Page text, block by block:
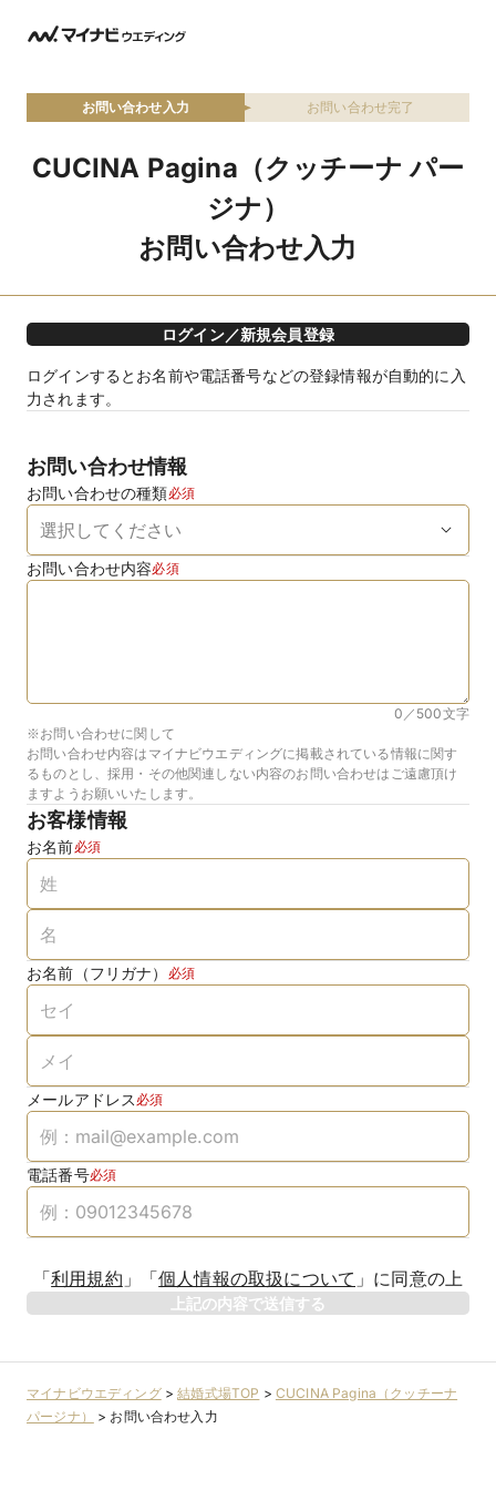
お問い合わせ入力 お問い合わせ完了
CUCINA Pagina（クッチーナ パー
ジナ）
お問い合わせ入力
ログイン／新規会員登録
ログインするとお名前や電話番号などの登録情報が自動的に入
力されます。
お問い合わせ情報
お問い合わせの種類必須
お問い合わせ内容必須
0／500文字
※お問い合わせに関して
お問い合わせ内容はマイナビウエディングに掲載されている情報に関す
るものとし、採用・その他関連しない内容のお問い合わせはご遠慮頂け
ますようお願いいたします。
お客様情報
お名前必須
お名前（フリガナ） 必須
メールアドレス 必須
電話番号必須
「利用規約 」 「個人情報の取扱について 」 に同意の上
上記の内容で送信する
マイナビウエディング>結婚式場TOP > CUCINA Pagina（クッチーナ
パージナ）
> お問い合わせ入力